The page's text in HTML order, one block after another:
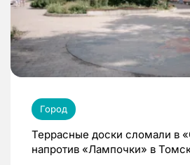
Город
Террасные доски сломали в
напротив «Лампочки» в